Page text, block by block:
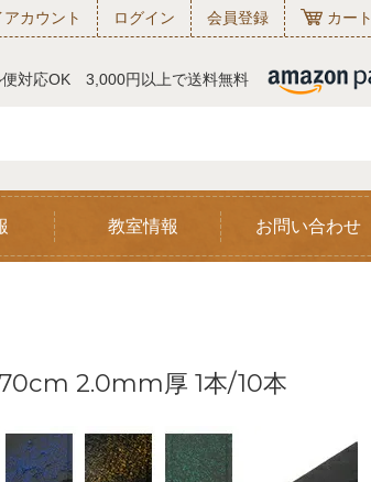
アカウント ログイン 会員登録 カート
便対応OK 3,000円以上で送料無料
教室情報 お問い合わせ
2.0mm厚 1本/10本